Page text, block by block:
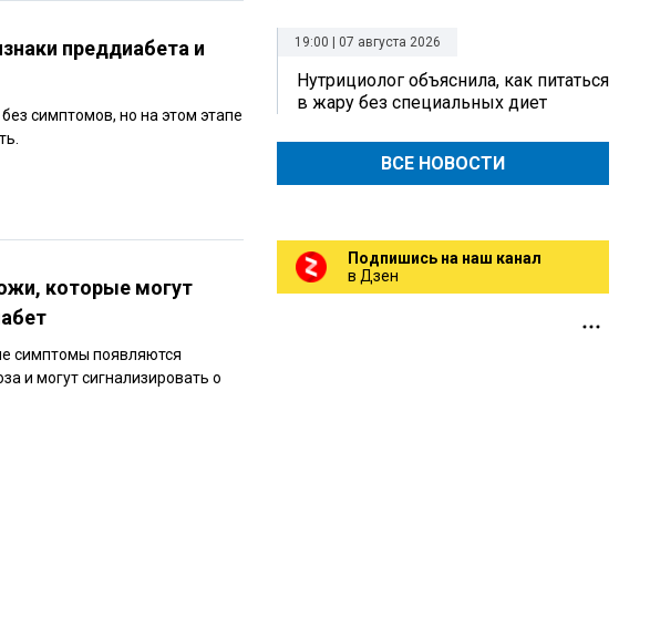
преддиабета и
симптомов, но на этом этапе
которые могут
симптомы появляются
и могут сигнализировать о
19:00 | 07 августа 2026
Нутрициолог объяснила, как питаться
в жару без специальных диет
ВСЕ НОВОСТИ
Подпишись на наш канал
в Дзен